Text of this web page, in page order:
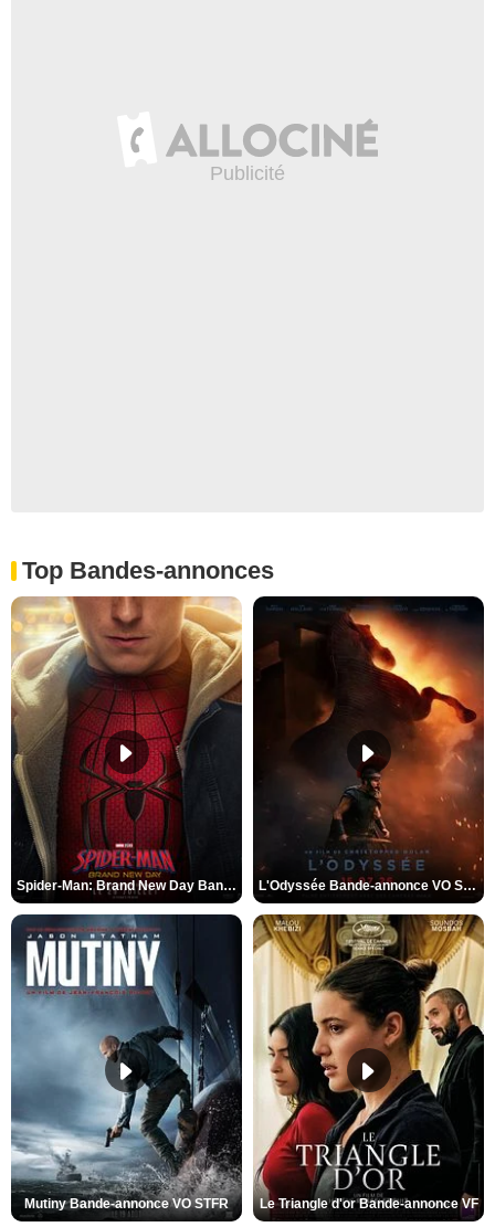
Top Bandes-annonces
Spider-Man: Brand New Day Bande-annonce VO STFR L'Odyssée Bande-annonce VO STFR
Mutiny Bande-annonce VO STFR Le Triangle d'or Bande-annonce VF